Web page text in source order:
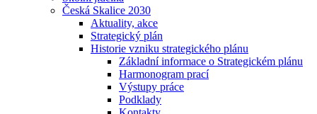
Česká Skalice 2030
Aktuality, akce
Strategický plán
Historie vzniku strategického plánu
Základní informace o Strategickém plánu
Harmonogram prací
Výstupy práce
Podklady